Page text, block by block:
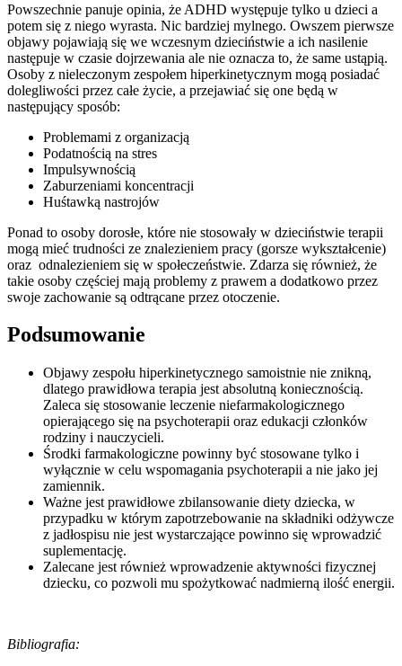
Powszechnie panuje opinia, że ADHD występuje tylko u dzieci a
potem się z niego wyrasta. Nic bardziej mylnego. Owszem pierwsze
objawy pojawiają się we wczesnym dzieciństwie a ich nasilenie
następuje w czasie dojrzewania ale nie oznacza to, że same ustąpią.
Osoby z nieleczonym zespołem hiperkinetycznym mogą posiadać
dolegliwości przez całe życie, a przejawiać się one będą w
następujący sposób:
Problemami z organizacją
Podatnością na stres
Impulsywnością
Zaburzeniami koncentracji
Huśtawką nastrojów
Ponad to osoby dorosłe, które nie stosowały w dzieciństwie terapii
mogą mieć trudności ze znalezieniem pracy (gorsze wykształcenie)
oraz odnalezieniem się w społeczeństwie. Zdarza się również, że
takie osoby częściej mają problemy z prawem a dodatkowo przez
swoje zachowanie są odtrącane przez otoczenie.
Podsumowanie
Objawy zespołu hiperkinetycznego samoistnie nie znikną,
dlatego prawidłowa terapia jest absolutną koniecznością.
Zaleca się stosowanie leczenie niefarmakologicznego
opierającego się na psychoterapii oraz edukacji członków
rodziny i nauczycieli.
Środki farmakologiczne powinny być stosowane tylko i
wyłącznie w celu wspomagania psychoterapii a nie jako jej
zamiennik.
Ważne jest prawidłowe zbilansowanie diety dziecka, w
przypadku w którym zapotrzebowanie na składniki odżywcze
z jadłospisu nie jest wystarczające powinno się wprowadzić
suplementację.
Zalecane jest również wprowadzenie aktywności fizycznej
dziecku, co pozwoli mu spożytkować nadmierną ilość energii.
Bibliografia: